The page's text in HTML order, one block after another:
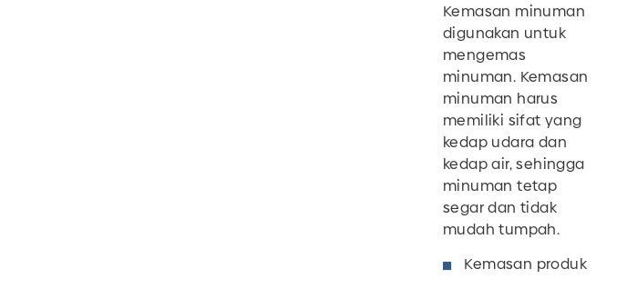
Kemasan minuman
digunakan untuk
mengemas
minuman. Kemasan
minuman harus
memiliki sifat yang
kedap udara dan
kedap air, sehingga
minuman tetap
segar dan tidak
mudah tumpah.
Kemasan produk